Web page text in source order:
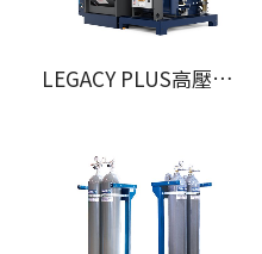
LEGACY PLUS高壓空氣壓縮機